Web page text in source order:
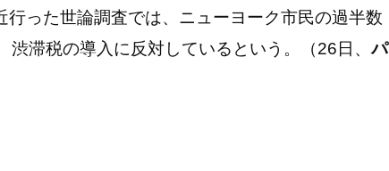
行った世論調査では、ニューヨーク市民の過半数
渋滞税の導入に反対しているという。（26日、パ